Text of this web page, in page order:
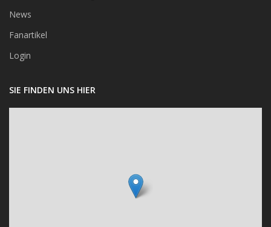
News
Fanartikel
Login
SIE FINDEN UNS HIER